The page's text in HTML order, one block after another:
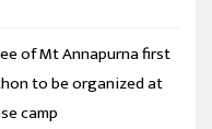
of Mt Annapurna first
to be organized at
camp